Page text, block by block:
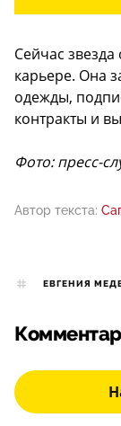
Сейчас
карьере. Она
одежды,
контракты и
Фото: пресс-
Автор текста:
ЕВГЕНИЯ